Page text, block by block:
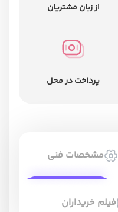
از زبان مشتریان
پرداخت در محل
مشخصات فنی
فیلم خریداران